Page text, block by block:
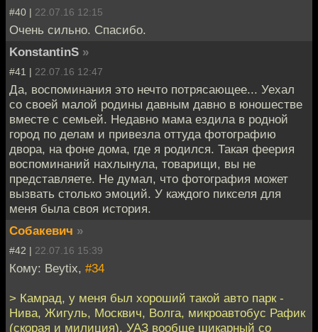
#40 | 22.07.16 12:15
Очень сильно. Спасибо.
KonstantinS »
#41 | 22.07.16 12:47
Да, воспоминания это нечто потрясающее... Уехал
со своей малой родины давным давно в юношестве
вместе с семьей. Недавно мама ездила в родной
город по делам и привезла оттуда фотографию
двора, на фоне дома, где я родился. Такая феерия
воспоминаний нахлынула, товарищи, вы не
представляете. Не думал, что фотография может
вызвать столько эмоций. У каждого пикселя для
меня была своя история.
Собакевич »
#42 | 22.07.16 15:39
Кому: Beytix, #34
> Камрад, у меня был хороший такой авто парк -
Нива, Жигуль, Москвич, Волга, микроавтобус Рафик
(скорая и милиция). УАЗ вообще шикарный со